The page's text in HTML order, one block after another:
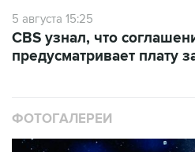
5 августа 15:25
CBS узнал, что
предусматривает плату
ФОТОГАЛЕРЕИ